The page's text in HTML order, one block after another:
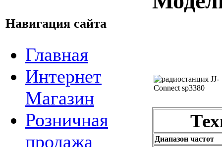
Навигация сайта
Главная
Интернет
Магазин
Розничная
продажа
Диапазон частот